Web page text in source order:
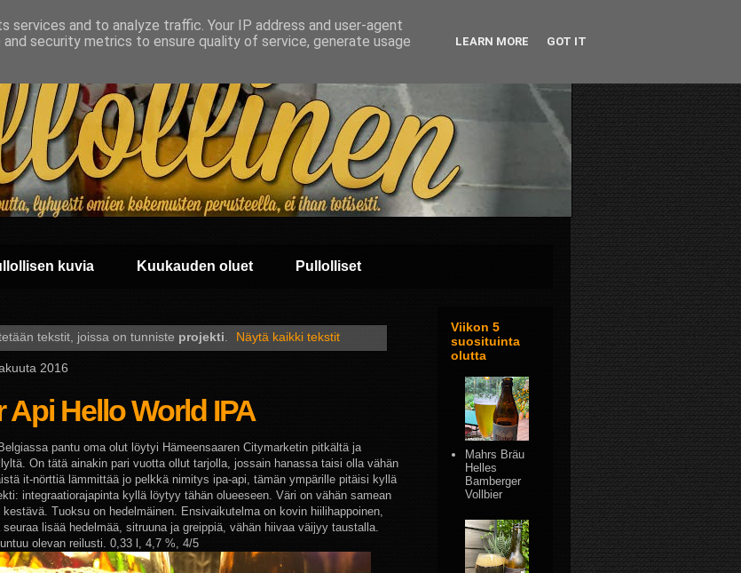
kuvia Kuukauden oluet Pullolliset
tekstit, joissa on tunniste projekti. Näytä kaikki tekstit
2016
Api Hello World IPA
pantu oma olut löytyi Hämeensaaren Citymarketin pitkältä ja
On tätä ainakin pari vuotta ollut tarjolla, jossain hanassa taisi olla vähän
it-nörttiä lämmittää jo pelkkä nimitys ipa-api, tämän ympärille pitäisi kyllä
integraatiorajapinta kyllä löytyy tähän olueeseen. Väri on vähän samean
Tuoksu on hedelmäinen. Ensivaikutelma on kovin hiilihappoinen,
lisää hedelmää, sitruuna ja greippiä, vähän hiivaa väijyy taustalla.
olevan reilusti. 0,33 l, 4,7 %, 4/5
Viikon 5
suosituinta
olutta
Mahrs Bräu
Helles
Bamberger
Vollbier
and to analyze traffic. Your IP address and user-agent
security metrics to ensure quality of service, generate usage
LEARN MORE GOT IT